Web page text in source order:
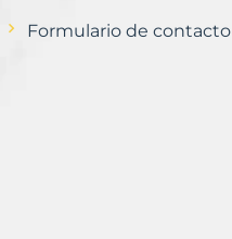
Formulario de contacto